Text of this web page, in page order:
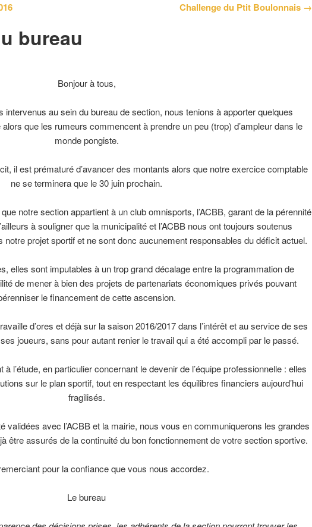
Challenge du Ptit Boulonnais →
bureau
Bonjour à tous,
au sein du bureau de section, nous tenions à apporter quelques
que les rumeurs commencent à prendre un peu (trop) d’ampleur dans le
monde pongiste.
il est prématuré d’avancer des montants alors que notre exercice comptable
ne se terminera que le 30 juin prochain.
notre section appartient à un club omnisports, l’ACBB, garant de la pérennité
à souligner que la municipalité et l’ACBB nous ont toujours soutenus
projet sportif et ne sont donc aucunement responsables du déficit actuel.
elles sont imputables à un trop grand décalage entre la programmation de
de mener à bien des projets de partenariats économiques privés pouvant
le financement de cette ascension.
d’ores et déjà sur la saison 2016/2017 dans l’intérêt et au service de ses
joueurs, sans pour autant renier le travail qui a été accompli par le passé.
l’étude, en particulier concernant le devenir de l’équipe professionnelle : elles
sur le plan sportif, tout en respectant les équilibres financiers aujourd’hui
fragilisés.
validées avec l’ACBB et la mairie, nous vous en communiquerons les grandes
être assurés de la continuité du bon fonctionnement de votre section sportive.
pour la confiance que vous nous accordez.
Le bureau